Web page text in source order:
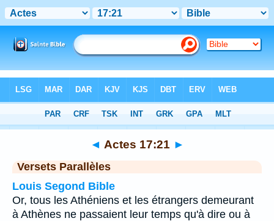
Chapitre 17> Verset 21
◄ Actes 17:21 ►
Versets Parallèles
Louis Segond Bible
Or, tous les Athéniens et les étrangers demeurant
à Athènes ne passaient leur temps qu'à dire ou à